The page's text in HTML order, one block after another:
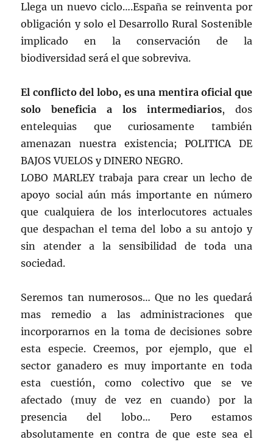
Llega un nuevo ciclo….España se reinventa por
obligación y solo el Desarrollo Rural Sostenible
implicado en la conservación de la
biodiversidad será el que sobreviva.
El conflicto del lobo, es una mentira oficial que
solo beneficia a los intermediarios, dos
entelequias que curiosamente también
amenazan nuestra existencia; POLITICA DE
BAJOS VUELOS y DINERO NEGRO.
LOBO MARLEY trabaja para crear un lecho de
apoyo social aún más importante en número
que cualquiera de los interlocutores actuales
que despachan el tema del lobo a su antojo y
sin atender a la sensibilidad de toda una
sociedad.
Seremos tan numerosos… Que no les quedará
mas remedio a las administraciones que
incorporarnos en la toma de decisiones sobre
esta especie. Creemos, por ejemplo, que el
sector ganadero es muy importante en toda
esta cuestión, como colectivo que se ve
afectado (muy de vez en cuando) por la
presencia del lobo… Pero estamos
absolutamente en contra de que este sea el